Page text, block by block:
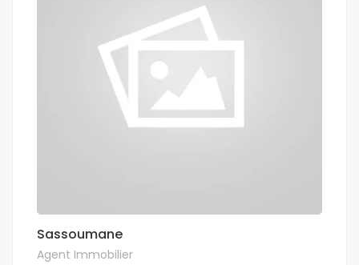
Sassoumane
Agent Immobilier